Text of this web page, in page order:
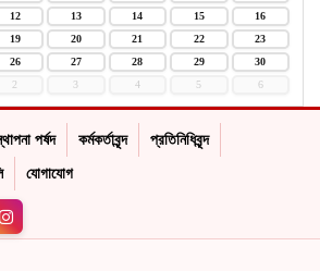
12 13 14 15
16
19 20 21 22
23
26 27 28 29
30
2 3 4 5 6
পর্ষদ কর্মকর্তাবৃন্দ প্রতিনিধিবৃন্দ
যোগাযোগ